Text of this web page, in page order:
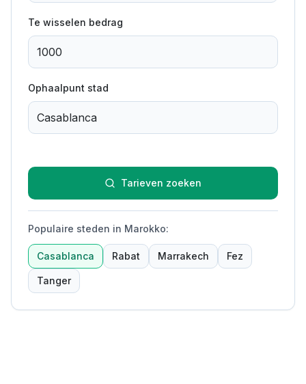
Te wisselen bedrag
Ophaalpunt stad
Tarieven zoeken
Populaire steden in Marokko:
Casablanca Rabat Marrakech Fez
Tanger